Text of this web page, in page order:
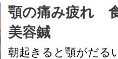
すが、原因そのもの
いこともあります。
原因を確認し、お一
顎の痛み疲れ
美容鍼
朝起きると顎がだる